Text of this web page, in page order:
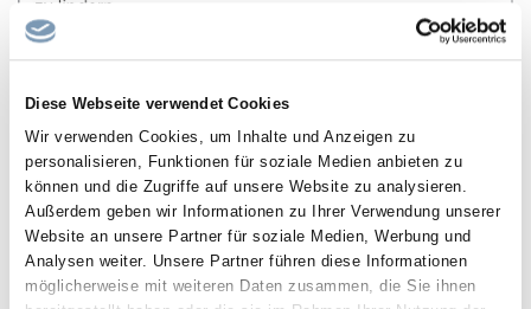
Diese Webseite verwendet Cookies
Wir verwenden Cookies, um Inhalte und Anzeigen zu
personalisieren, Funktionen für soziale Medien anbieten zu
können und die Zugriffe auf unsere Website zu analysieren.
Außerdem geben wir Informationen zu Ihrer Verwendung unserer
Website an unsere Partner für soziale Medien, Werbung und
Analysen weiter. Unsere Partner führen diese Informationen
möglicherweise mit weiteren Daten zusammen, die Sie ihnen